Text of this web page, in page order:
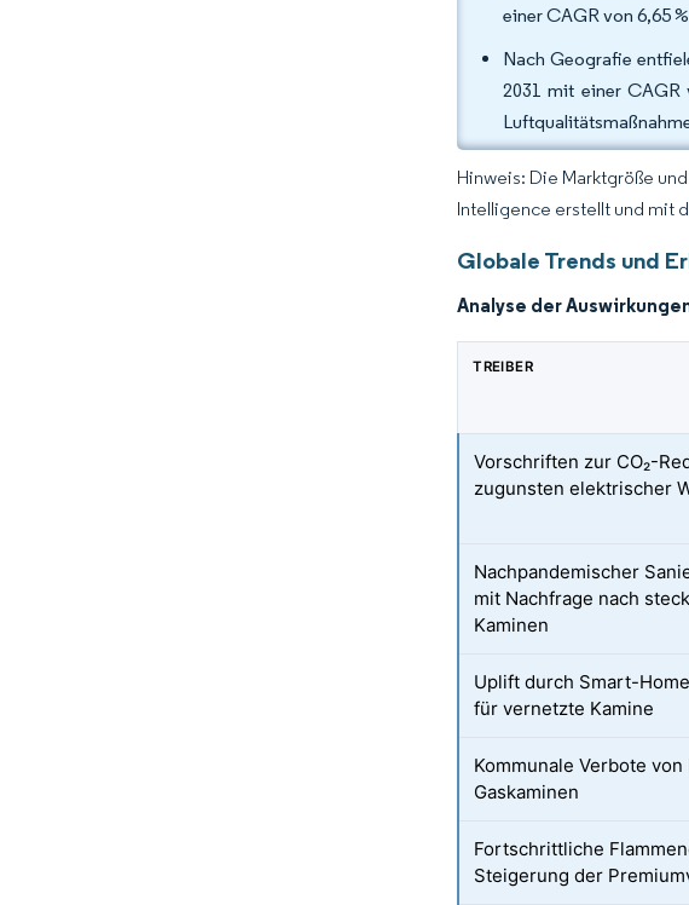
einer CAGR von 6,65
Nach Geografie
2031 mit einer CAGR
Hinweis: Die Marktgröße
Intelligence erstellt und mit
Globale Trends und
Analyse der
TREIBER
Vorschriften zur CO₂-
zugunsten elektrischer
Nachpandemischer
mit Nachfrage nach
Kaminen
Uplift durch Smart-
für vernetzte Kamine
Kommunale Verbote
Gaskaminen
Fortschrittliche
Steigerung der